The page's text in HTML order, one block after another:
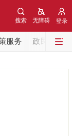
登录
无障碍
搜索
服务 政民互动